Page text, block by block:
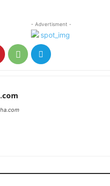
- Advertisment -